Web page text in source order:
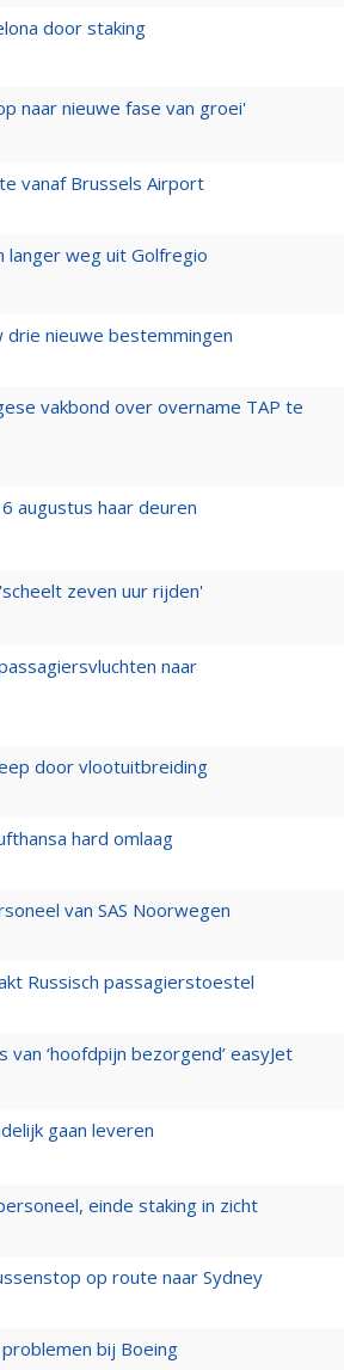
door staking
naar nieuwe fase van groei'
vanaf Brussels Airport
langer weg uit Golfregio
nieuwe bestemmingen
vakbond over overname TAP te
augustus haar deuren
zeven uur rijden'
naar
door vlootuitbreiding
hard omlaag
van SAS Noorwegen
Russisch passagierstoestel
‘hoofdpijn bezorgend’ easyJet
gaan leveren
einde staking in zicht
op route naar Sydney
bij Boeing